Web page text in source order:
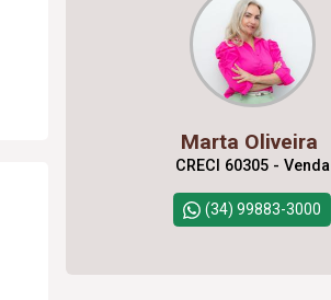
Marta Oliveira
CRECI 60305 - Venda
(34) 99883-3000